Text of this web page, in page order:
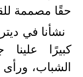
حقًا مصممة
كبيرًا
الشباب،